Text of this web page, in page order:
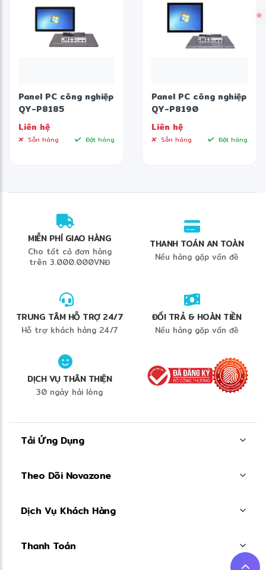
Panel PC công nghiệp
QY-P8185
Liên hệ
Sẵn hàng Đặt hàng
Panel PC công nghiệp
QY-P8190
Liên hệ
Sẵn hàng Đặt hàng
MIỄN PHÍ GIAO HÀNG
Cho tất cả đơn hàng
trên 3.000.000VNĐ
THANH TOÁN AN TOÀN
Nếu hàng gặp vấn đề
TRUNG TÂM HỖ TRỢ 24/7
Hỗ trợ khách hàng 24/7
ĐỔI TRẢ & HOÀN TIỀN
Nếu hàng gặp vấn đề
DỊCH VỤ THÂN THIỆN
30 ngày hài lòng
Tải Ứng Dụng
Theo Dõi Novazone
Dịch Vụ Khách Hàng
Thanh Toán